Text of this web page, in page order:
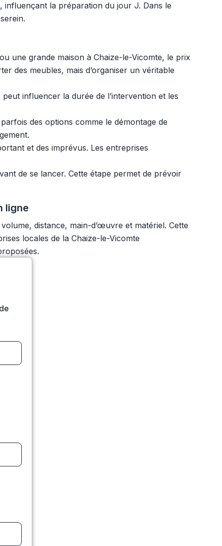
influençant la préparation du jour J. Dans le
une grande maison à Chaize-le-Vicomte, le prix
des meubles, mais d’organiser un véritable
influencer la durée de l’intervention et les
des options comme le démontage de
et des imprévus. Les entreprises
de se lancer. Cette étape permet de prévoir
ligne
distance, main-d’œuvre et matériel. Cette
locales de la Chaize-le-Vicomte